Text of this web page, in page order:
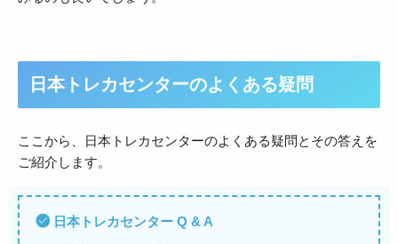
日本トレカセンターのよくある疑問
ここから、日本トレカセンターのよくある疑問とその答えを
ご紹介します。
日本トレカセンター Q & A